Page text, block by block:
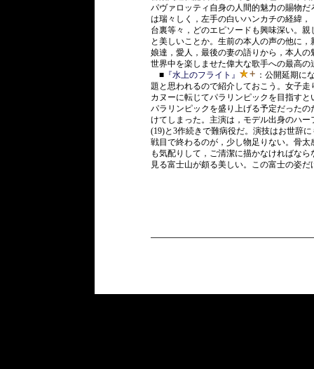
パヴァロッティ自身の人間的魅力の賜物
は瑞々しく，左手の白いハンカチの経緯
台裏等々，どのエピソードも興味深い。
と美しいことか。生前の本人の声の他に
娘達，愛人，最後の妻の語りから，本人
世界中を楽しませた偉大な歌手への最高の
■ 『水上のフライト』
：公開延期に
題と思われるので紹介しておこう。女子
カヌーに転じてパラリンピックを目指す
パラリンピックを盛り上げる予定だった
けてしまった。主演は，モデル出身のハー
(19)と3作続きで難病役だ。演技はお世辞
戦目で終わるのが，少し物足りない。骨
も気配りして，ご清潔に描かなければな
見る富士山が頗る美しい。この富士の姿